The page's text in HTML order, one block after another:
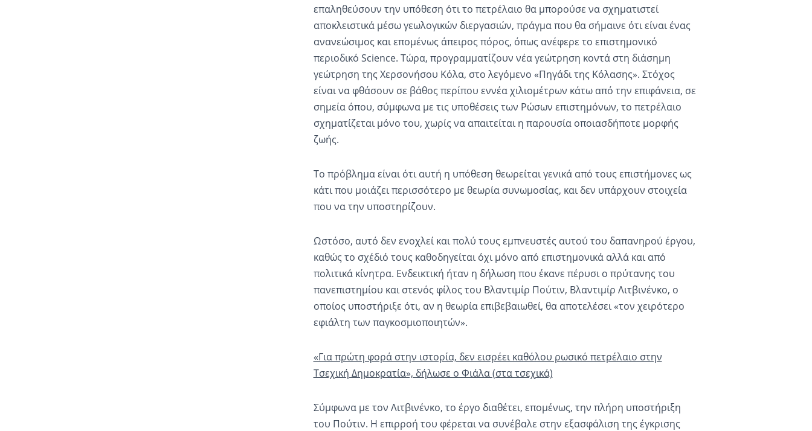
επαληθεύσουν την υπόθεση ότι το πετρέλαιο θα μπορούσε να σχηματιστεί
αποκλειστικά μέσω γεωλογικών διεργασιών, πράγμα που θα σήμαινε ότι είναι ένας
ανανεώσιμος και επομένως άπειρος πόρος, όπως ανέφερε το επιστημονικό
περιοδικό Science. Τώρα, προγραμματίζουν νέα γεώτρηση κοντά στη διάσημη
γεώτρηση της Χερσονήσου Κόλα, στο λεγόμενο «Πηγάδι της Κόλασης». Στόχος
είναι να φθάσουν σε βάθος περίπου εννέα χιλιομέτρων κάτω από την επιφάνεια, σε
σημεία όπου, σύμφωνα με τις υποθέσεις των Ρώσων επιστημόνων, το πετρέλαιο
σχηματίζεται μόνο του, χωρίς να απαιτείται η παρουσία οποιασδήποτε μορφής
ζωής.
Το πρόβλημα είναι ότι αυτή η υπόθεση θεωρείται γενικά από τους επιστήμονες ως
κάτι που μοιάζει περισσότερο με θεωρία συνωμοσίας, και δεν υπάρχουν στοιχεία
που να την υποστηρίζουν.
Ωστόσο, αυτό δεν ενοχλεί και πολύ τους εμπνευστές αυτού του δαπανηρού έργου,
καθώς το σχέδιό τους καθοδηγείται όχι μόνο από επιστημονικά αλλά και από
πολιτικά κίνητρα. Ενδεικτική ήταν η δήλωση που έκανε πέρυσι ο πρύτανης του
πανεπιστημίου και στενός φίλος του Βλαντιμίρ Πούτιν, Βλαντιμίρ Λιτβινένκο, ο
οποίος υποστήριξε ότι, αν η θεωρία επιβεβαιωθεί, θα αποτελέσει «τον χειρότερο
εφιάλτη των παγκοσμιοποιητών».
«Για πρώτη φορά στην ιστορία, δεν εισρέει καθόλου ρωσικό πετρέλαιο στην
Τσεχική Δημοκρατία», δήλωσε ο Φιάλα (στα τσεχικά)
Σύμφωνα με τον Λιτβινένκο, το έργο διαθέτει, επομένως, την πλήρη υποστήριξη
του Πούτιν. Η επιρροή του φέρεται να συνέβαλε στην εξασφάλιση της έγκρισης